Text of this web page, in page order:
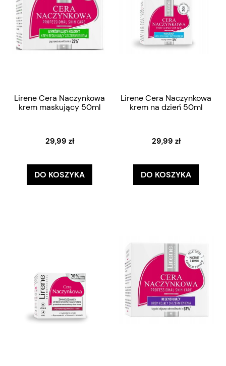
Lirene Cera Naczynkowa
krem maskujący 50ml
29,99 zł
DO KOSZYKA
Lirene Cera Naczynkowa
krem na dzień 50ml
29,99 zł
DO KOSZYKA